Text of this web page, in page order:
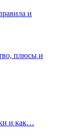
и
плюсы и
и как…